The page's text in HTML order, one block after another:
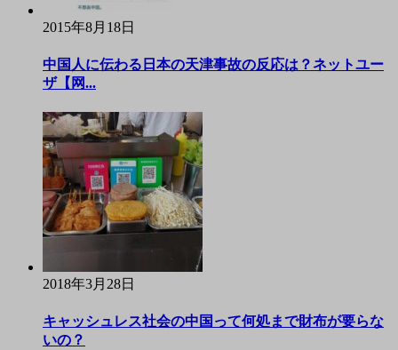
2015年8月18日
中国人に伝わる日本の天津事故の反応は？ネットユー
ザ【网...
2018年3月28日
キャッシュレス社会の中国って何処まで財布が要らな
いの？